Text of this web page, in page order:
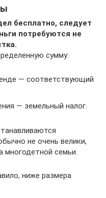
бесплатно, следует
потребуются не
сумму:
— соответствующий
— земельный налог.
не очень велики,
семьи.
ниже размера